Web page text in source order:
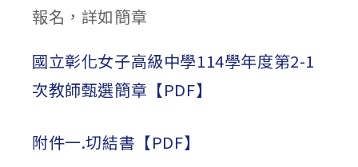
報名，詳如簡章
國立彰化女子高級中學114學年度第2-1
次教師甄選簡章【PDF】
附件一.切結書【PDF】